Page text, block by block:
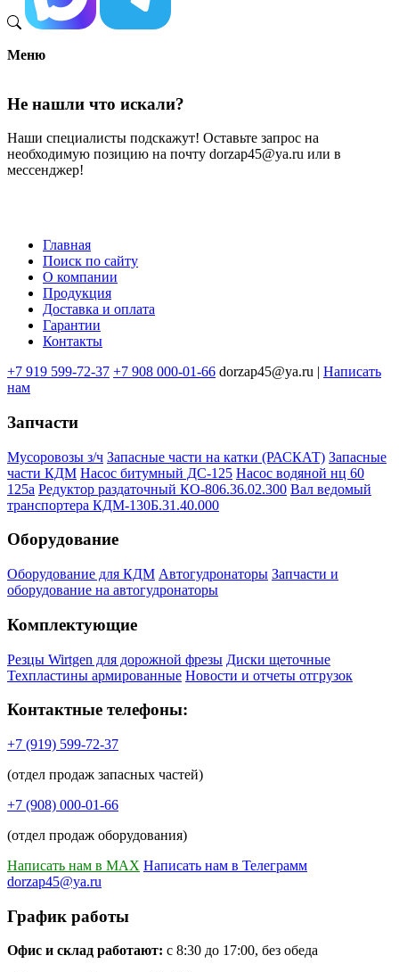
Меню
Не нашли что искали?
Наши специалисты подскажут! Оставьте запрос на
необходимую позицию на почту dorzap45@ya.ru или в
мессенджер!
Меню
подвале
Главная
Поиск по сайту
О компании
Продукция
Доставка и оплата
Гарантии
Контакты
+7 919 599-72-37 +7 908 000-01-66 dorzap45@ya.ru | Написать
нам
Запчасти
Мусоровозы з/ч Запасные части на катки (РАСКАТ) Запасные
части КДМ Насос битумный ДС-125 Насос водяной нц 60
125а Редуктор раздаточный КО-806.36.02.300 Вал ведомый
транспортера КДМ-130Б.31.40.000
Оборудование
Оборудование для КДМ Автогудронаторы Запчасти и
оборудование на автогудронаторы
Комплектующие
Резцы Wirtgen для дорожной фрезы Диски щеточные
Техпластины армированные Новости и отчеты отгрузок
Контактные телефоны:
+7 (919) 599-72-37
(отдел продаж запасных частей)
+7 (908) 000-01-66
(отдел продаж оборудования)
Написать нам в MAX Написать нам в Телеграмм
dorzap45@ya.ru
График работы
Офис и склад работают: с 8:30 до 17:00, без обеда